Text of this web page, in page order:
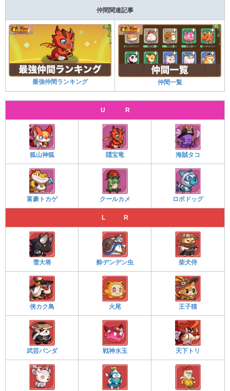
仲間関連記事
最強仲間ランキング 仲間一覧
U R
狐山神狐 隠宝竜 海賊タコ
富豪トカゲ クールカメ ロボドッグ
L R
雪大将 酔デンデン虫 柴犬侍
侠カク鳥 火尾 王子猫
武芸パンダ 戦神水玉 天下トリ